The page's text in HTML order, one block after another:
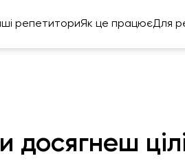
репетиториЯк це працюєДля